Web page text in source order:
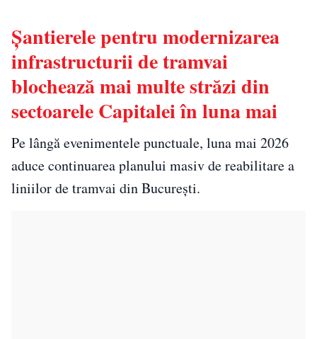
Șantierele pentru modernizarea
infrastructurii de tramvai
blochează mai multe străzi din
sectoarele Capitalei în luna mai
Pe lângă evenimentele punctuale, luna mai 2026
aduce continuarea planului masiv de reabilitare a
liniilor de tramvai din București.